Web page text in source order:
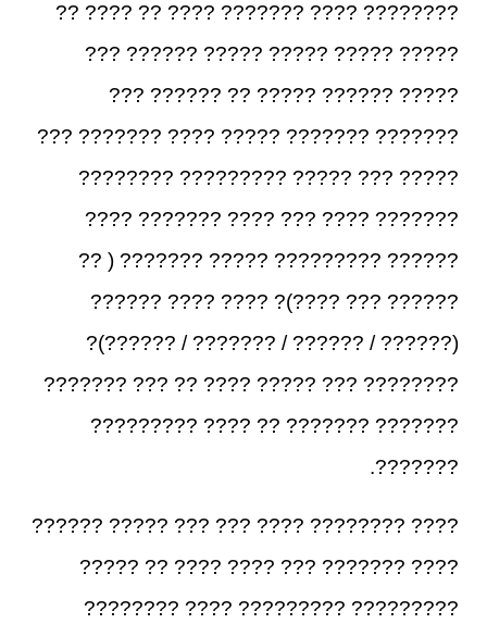
???????? ???? ??????? ???? ?? ???? ??
????? ????? ????? ????? ?????? ???
????? ?????? ????? ?? ?????? ???
??????? ??????? ????? ???? ??????? ???
????? ??? ????? ????????? ????????
??????? ???? ??? ???? ??????? ????
?????? ????????? ????? ??????? ( ??
?????? ??? ????)? ???? ???? ??????
(?????? / ?????? / ??????? / ??????)?
???????? ??? ????? ???? ?? ??? ???????
??????? ??????? ?? ???? ?????????
???????.
???? ???????? ???? ??? ??? ????? ??????
???? ??????? ??? ???? ???? ?? ?????
????????? ????????? ???? ????????